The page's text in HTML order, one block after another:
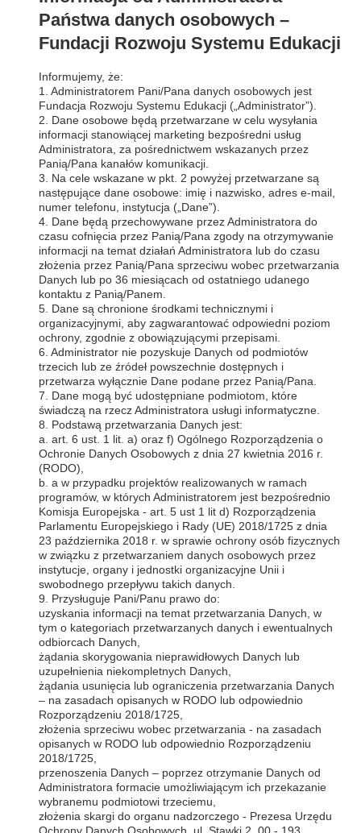
Państwa danych osobowych –
Fundacji Rozwoju Systemu Edukacji
Informujemy, że:
1. Administratorem Pani/Pana danych osobowych jest
Fundacja Rozwoju Systemu Edukacji („Administrator”).
2. Dane osobowe będą przetwarzane w celu wysyłania
informacji stanowiącej marketing bezpośredni usług
Administratora, za pośrednictwem wskazanych przez
Panią/Pana kanałów komunikacji.
3. Na cele wskazane w pkt. 2 powyżej przetwarzane są
następujące dane osobowe: imię i nazwisko, adres e-mail,
numer telefonu, instytucja („Dane”).
4. Dane będą przechowywane przez Administratora do
czasu cofnięcia przez Panią/Pana zgody na otrzymywanie
informacji na temat działań Administratora lub do czasu
złożenia przez Panią/Pana sprzeciwu wobec przetwarzania
Danych lub po 36 miesiącach od ostatniego udanego
kontaktu z Panią/Panem.
5. Dane są chronione środkami technicznymi i
organizacyjnymi, aby zagwarantować odpowiedni poziom
ochrony, zgodnie z obowiązującymi przepisami.
6. Administrator nie pozyskuje Danych od podmiotów
trzecich lub ze źródeł powszechnie dostępnych i
przetwarza wyłącznie Dane podane przez Panią/Pana.
7. Dane mogą być udostępniane podmiotom, które
świadczą na rzecz Administratora usługi informatyczne.
8. Podstawą przetwarzania Danych jest:
a. art. 6 ust. 1 lit. a) oraz f) Ogólnego Rozporządzenia o
Ochronie Danych Osobowych z dnia 27 kwietnia 2016 r.
(RODO),
b. a w przypadku projektów realizowanych w ramach
programów, w których Administratorem jest bezpośrednio
Komisja Europejska - art. 5 ust 1 lit d) Rozporządzenia
Parlamentu Europejskiego i Rady (UE) 2018/1725 z dnia
23 października 2018 r. w sprawie ochrony osób fizycznych
w związku z przetwarzaniem danych osobowych przez
instytucje, organy i jednostki organizacyjne Unii i
swobodnego przepływu takich danych.
9. Przysługuje Pani/Panu prawo do:
uzyskania informacji na temat przetwarzania Danych, w
tym o kategoriach przetwarzanych danych i ewentualnych
odbiorcach Danych,
żądania skorygowania nieprawidłowych Danych lub
uzupełnienia niekompletnych Danych,
żądania usunięcia lub ograniczenia przetwarzania Danych
– na zasadach opisanych w RODO lub odpowiednio
Rozporządzeniu 2018/1725,
złożenia sprzeciwu wobec przetwarzania - na zasadach
opisanych w RODO lub odpowiednio Rozporządzeniu
2018/1725,
przenoszenia Danych – poprzez otrzymanie Danych od
Administratora formacie umożliwiającym ich przekazanie
wybranemu podmiotowi trzeciemu,
złożenia skargi do organu nadzorczego - Prezesa Urzędu